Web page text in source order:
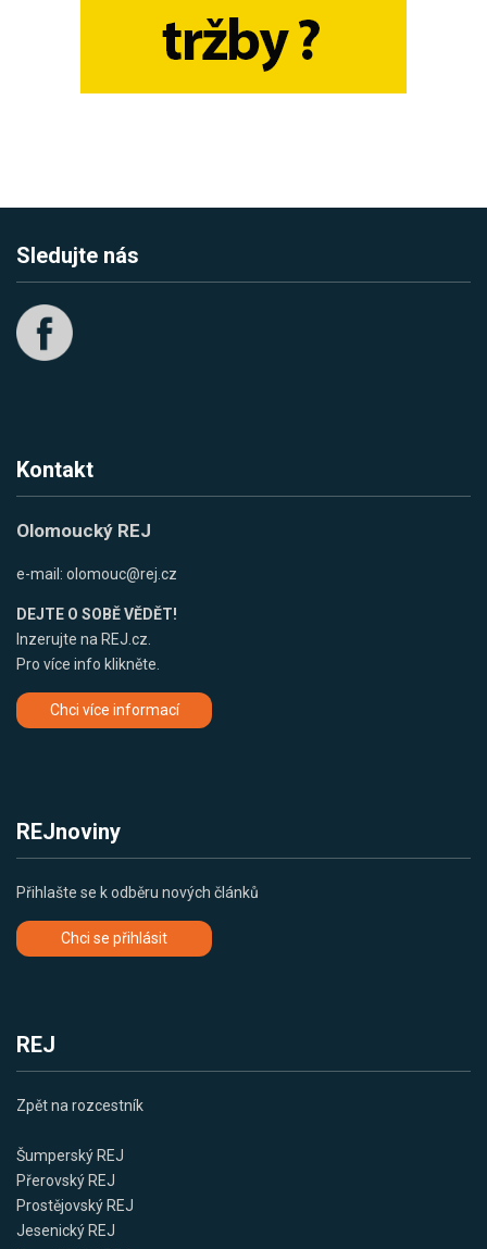
Sledujte nás
Kontakt
Olomoucký REJ
e-mail: olomouc@rej.cz
DEJTE O SOBĚ VĚDĚT!
Inzerujte na REJ.cz.
Pro více info klikněte.
Chci více informací
REJnoviny
Přihlašte se k odběru nových článků
Chci se přihlásit
REJ
Zpět na rozcestník
Šumperský REJ
Přerovský REJ
Prostějovský REJ
Jesenický REJ